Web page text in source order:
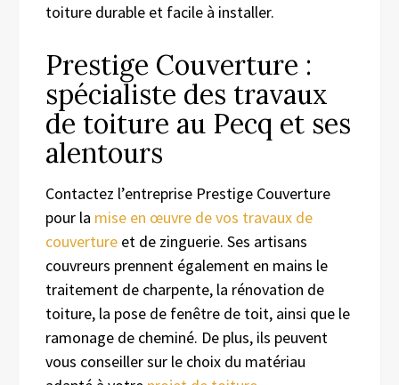
toiture durable et facile à installer.
Prestige Couverture :
spécialiste des travaux
de toiture au Pecq et ses
alentours
Contactez l’entreprise Prestige Couverture
pour la mise en œuvre de vos travaux de
couverture et de zinguerie. Ses artisans
couvreurs prennent également en mains le
traitement de charpente, la rénovation de
toiture, la pose de fenêtre de toit, ainsi que le
ramonage de cheminé. De plus, ils peuvent
vous conseiller sur le choix du matériau